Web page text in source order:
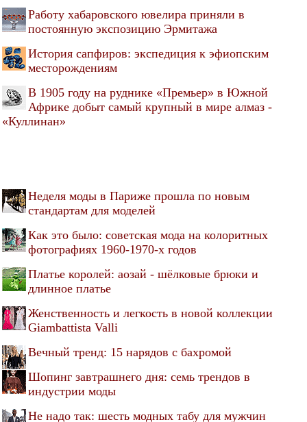
Работу хабаровского ювелира приняли в
постоянную экспозицию Эрмитажа
История сапфиров: экспедиция к эфиопским
месторождениям
В 1905 году на руднике «Премьер» в Южной
Африке добыт самый крупный в мире алмаз -
«Куллинан»
Неделя моды в Париже прошла по новым
стандартам для моделей
Как это было: советская мода на колоритных
фотографиях 1960-1970-х годов
Платье королей: аозай - шёлковые брюки и
длинное платье
Женственность и легкость в новой коллекции
Giambattista Valli
Вечный тренд: 15 нарядов с бахромой
Шопинг завтрашнего дня: семь трендов в
индустрии моды
Не надо так: шесть модных табу для мужчин